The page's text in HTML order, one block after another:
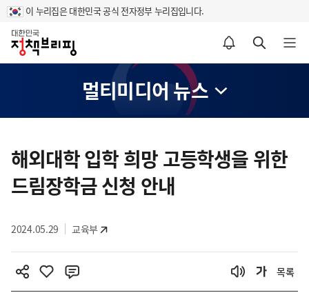
이 누리집은 대한민국 공식 전자정부 누리집입니다.
홈
알림설정 바로가기 검색 바로가기 메뉴 열기
멀티미디어 뉴스
텐
츠
영
해외대학 입학 희망 고등학생을 위한
드림장학금 신청 안내
2024.05.29 교육부
목록